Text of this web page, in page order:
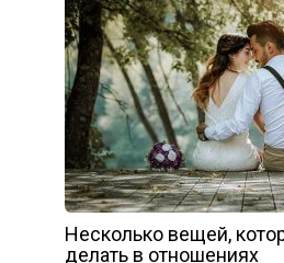
Несколько вещей,
делать в отношениях